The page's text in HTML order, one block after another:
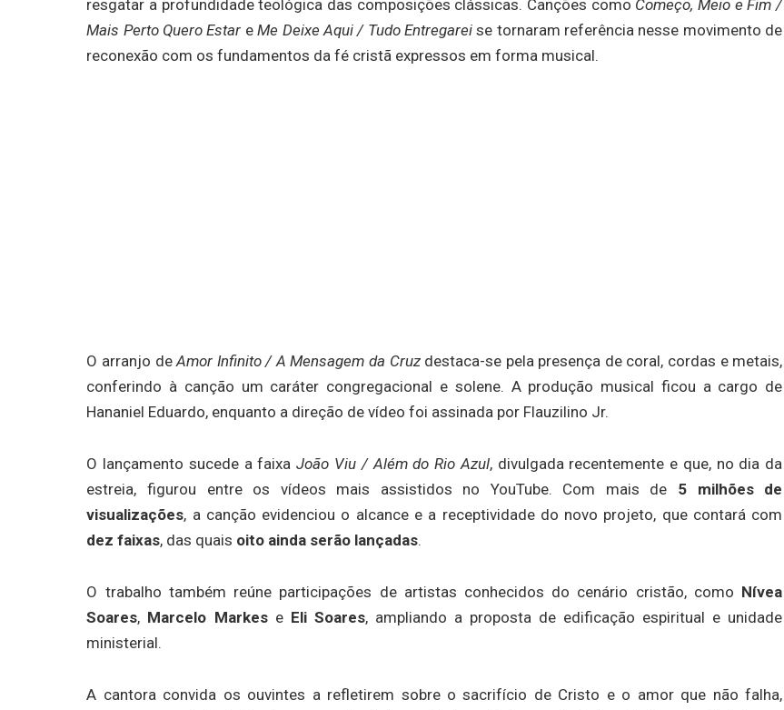
resgatar a profundidade teológica das composições clássicas. Canções como Começo, Meio e Fim /
Mais Perto Quero Estar eMe Deixe Aqui / Tudo Entregareise tornaram referência nesse movimento de
reconexão com os fundamentos da fé cristã expressos em forma musical.
O arranjo deAmor Infinito / A Mensagem da Cruzdestaca-se pela presença de coral, cordas e metais,
conferindo à canção um caráter congregacional e solene. A produção musical ficou a cargo de
Hananiel Eduardo, enquanto a direção de vídeo foi assinada por Flauzilino Jr.
O lançamento sucede a faixaJoão Viu / Além do Rio Azul, divulgada recentemente e que, no dia da
estreia, figurou entre os vídeos mais assistidos no YouTube. Com mais de 5 milhões de
visualizações, a canção evidenciou o alcance e a receptividade do novo projeto, que contará com
dez faixas, das quais oito ainda serão lançadas.
O trabalho também reúne participações de artistas conhecidos do cenário cristão, como Nívea
Soares, Marcelo Markese Eli Soares, ampliando a proposta de edificação espiritual e unidade
ministerial.
A cantora convida os ouvintes a refletirem sobre o sacrifício de Cristo e o amor que não falha,